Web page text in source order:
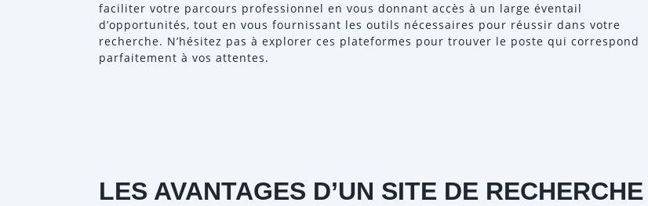
faciliter votre parcours professionnel en vous donnant accès à un large éventail
d’opportunités, tout en vous fournissant les outils nécessaires pour réussir dans votre
recherche. N’hésitez pas à explorer ces plateformes pour trouver le poste qui correspond
parfaitement à vos attentes.
LES AVANTAGES D’UN SITE DE RECHERCHE